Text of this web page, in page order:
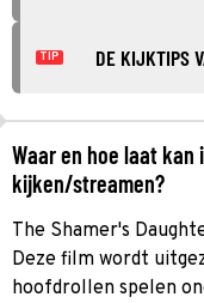
TIP DE KIJKTIPS
Waar en hoe laat kan
kijken/streamen?
The Shamer's
Deze film wordt
hoofdrollen spelen